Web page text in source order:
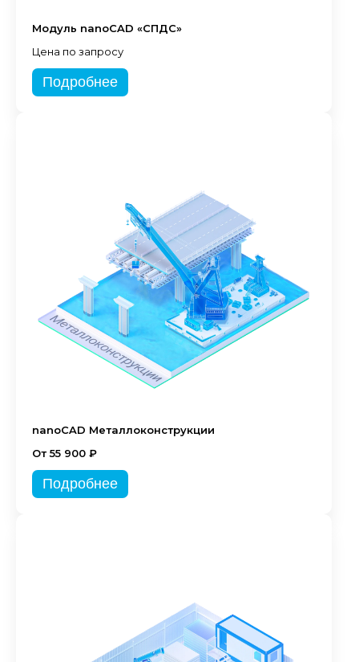
Модуль nanoCAD «СПДС»
Цена по запросу
Подробнее
nanoCAD Металлоконструкции
От 55 900 ₽
Подробнее